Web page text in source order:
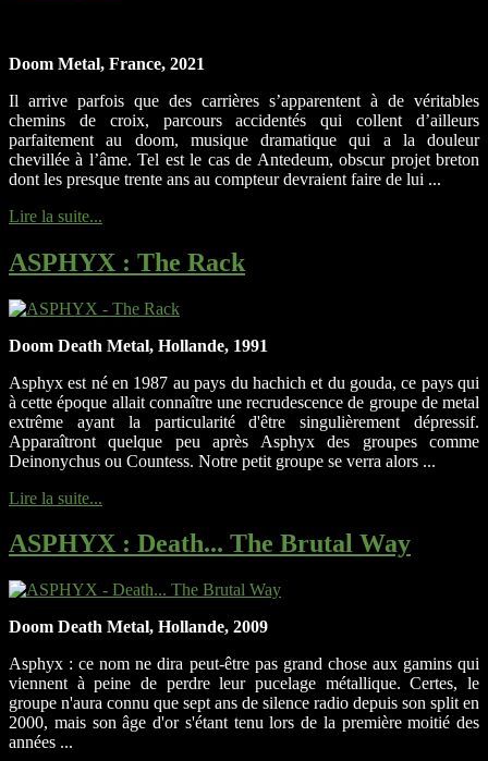
Doom Metal, France, 2021
Il arrive parfois que des carrières s’apparentent à de véritables
chemins de croix, parcours accidentés qui collent d’ailleurs
parfaitement au doom, musique dramatique qui a la douleur
chevillée à l’âme. Tel est le cas de Antedeum, obscur projet breton
dont les presque trente ans au compteur devraient faire de lui ...
Lire la suite...
ASPHYX : The Rack
Doom Death Metal, Hollande, 1991
Asphyx est né en 1987 au pays du hachich et du gouda, ce pays qui
à cette époque allait connaître une recrudescence de groupe de metal
extrême ayant la particularité d'être singulièrement dépressif.
Apparaîtront quelque peu après Asphyx des groupes comme
Deinonychus ou Countess. Notre petit groupe se verra alors ...
Lire la suite...
ASPHYX : Death... The Brutal Way
Doom Death Metal, Hollande, 2009
Asphyx : ce nom ne dira peut-être pas grand chose aux gamins qui
viennent à peine de perdre leur pucelage métallique. Certes, le
groupe n'aura connu que sept ans de silence radio depuis son split en
2000, mais son âge d'or s'étant tenu lors de la première moitié des
années ...